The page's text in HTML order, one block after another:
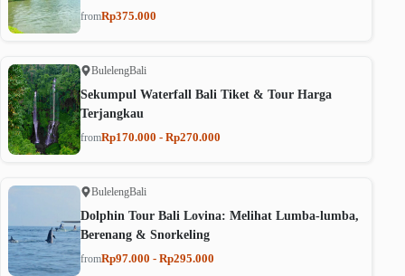
fromRp375.000
BulelengBali
Sekumpul Waterfall Bali Tiket & Tour Harga
Terjangkau
fromRp170.000 - Rp270.000
BulelengBali
Dolphin Tour Bali Lovina: Melihat Lumba-lumba,
Berenang & Snorkeling
fromRp97.000 - Rp295.000